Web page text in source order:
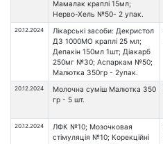
Мамалак краплі 15мл;
Нерво-Хель №50- 2 упак.
20.12.2024
Лікарські засоби: Декристол
Д3 1000МО краплі 25 мл;
Депакін 150мл 1шт; Діакарб
250мг №30; Аспаркам №50;
Малютка 350гр - 2упак.
20.12.2024
Молочна суміш Малютка 350
гр - 5 шт.
20.12.2024
ЛФК №10; Мозочковая
стімуляція №10; Корекційні